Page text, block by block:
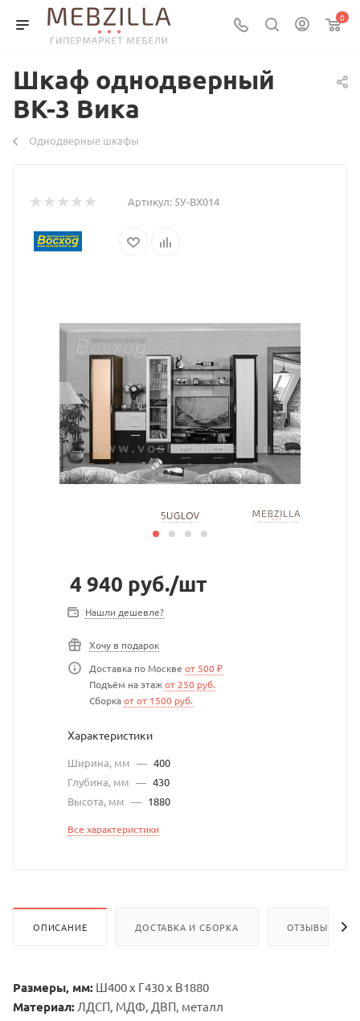
0
Шкаф однодверный
ВК-3 Вика
Однодверные шкафы
Артикул: 5У-ВХ014
4 940 руб./шт
Нашли дешевле?
Хочу в подарок
Доставка по Москве от 500 ₽
Подъём на этажот 250 руб.
Сборкаот от 1500 руб.
Характеристики
Ширина, мм — 400
Глубина, мм — 430
Высота, мм — 1880
Все характеристики
ОПИСАНИЕ ДОСТАВКА И СБОРКА ОТЗЫВЫ
Размеры, мм: Ш400 х Г430 х В1880
Материал: ЛДСП, МДФ, ДВП, металл